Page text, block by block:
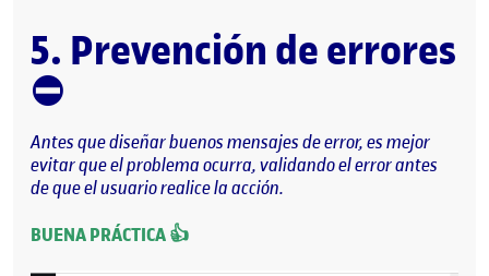
5. Prevención de errores
⛔
Antes que diseñar buenos mensajes de error, es mejor
evitar que el problema ocurra, validando el error antes
de que el usuario realice la acción.
BUENA PRÁCTICA 👍